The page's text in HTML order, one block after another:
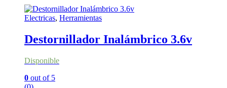
Electricas, Herramientas
Destornillador Inalámbrico 3.6v
Disponible
0 out of 5